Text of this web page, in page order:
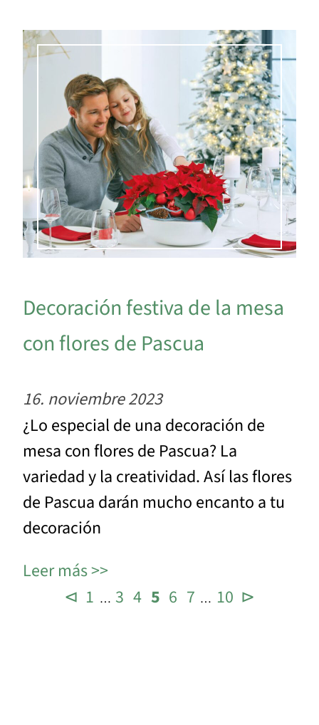
Decoración festiva de la mesa
con flores de Pascua
16. noviembre 2023
¿Lo especial de una decoración de
mesa con flores de Pascua? La
variedad y la creatividad. Así las flores
de Pascua darán mucho encanto a tu
decoración
Leer más
⊲ 1 … 3 4 5 6 7 … 10 ⊳